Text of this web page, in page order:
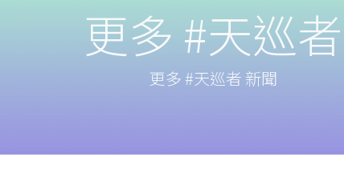
更多 #天巡者
更多 #天巡者 新聞